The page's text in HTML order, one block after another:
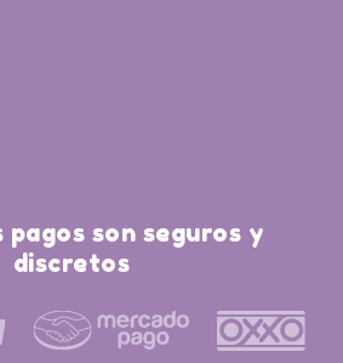
pagos son seguros y
discretos